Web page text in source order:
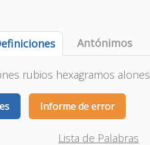
Antónimos
rubios hexagramos alones
Informe de error
Lista de Palabras